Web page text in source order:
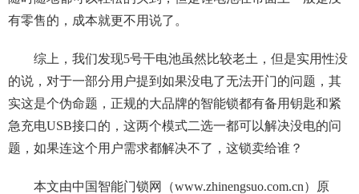
有零售的，成本就更不用说了。
综上，我们发现5号干电池虽然比较老土，但是实用性没
的说，对于一部分用户提到如果没电了无法开门的问题，其
实这是个伪命题，正规的大品牌的智能锁都有备用钥匙和紧
急充电USB接口的，这两个模式二选一都可以解决没电的问
题，如果连这个用户需求都解决不了，这锁卖给谁？
本文由中国智能门锁网（www.zhinengsuo.com.cn）原